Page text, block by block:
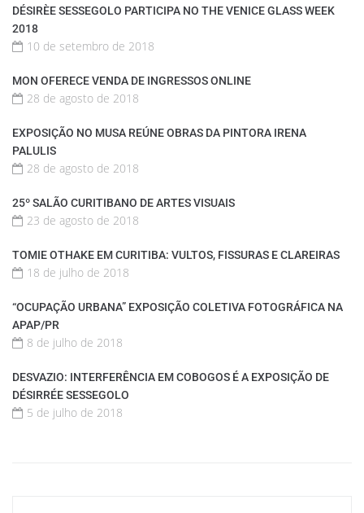
DÉSIRÈE SESSEGOLO PARTICIPA NO THE VENICE GLASS WEEK
2018
10 de setembro de 2018
MON OFERECE VENDA DE INGRESSOS ONLINE
28 de agosto de 2018
EXPOSIÇÃO NO MUSA REÚNE OBRAS DA PINTORA IRENA
PALULIS
28 de agosto de 2018
25º SALÃO CURITIBANO DE ARTES VISUAIS
23 de agosto de 2018
TOMIE OTHAKE EM CURITIBA: VULTOS, FISSURAS E CLAREIRAS
18 de julho de 2018
“OCUPAÇÃO URBANA” EXPOSIÇÃO COLETIVA FOTOGRÁFICA NA
APAP/PR
8 de julho de 2018
DESVAZIO: INTERFERÊNCIA EM COBOGOS É A EXPOSIÇÃO DE
DÉSIRRÉE SESSEGOLO
5 de julho de 2018